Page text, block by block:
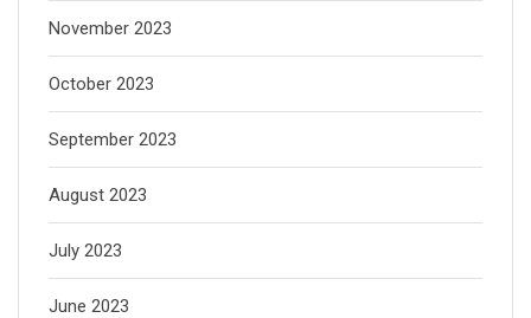
November 2023
October 2023
September 2023
August 2023
July 2023
June 2023